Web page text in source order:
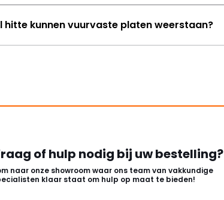
hitte kunnen vuurvaste platen weerstaan?
of hulp nodig bij uw bestelling?
naar onze showroom waar ons team van vakkundige
klaar staat om hulp op maat te bieden!